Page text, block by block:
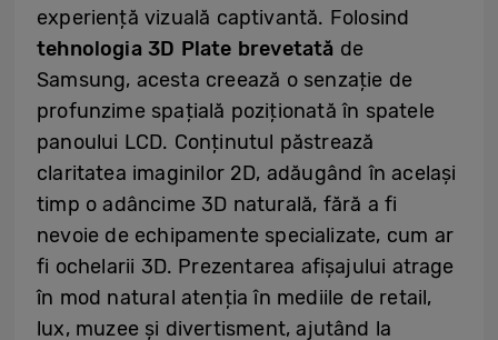
experiență vizuală captivantă. Folosind
tehnologia 3D Plate brevetată de
Samsung, acesta creează o senzație de
profunzime spațială poziționată în spatele
panoului LCD. Conținutul păstrează
claritatea imaginilor 2D, adăugând în același
timp o adâncime 3D naturală, fără a fi
nevoie de echipamente specializate, cum ar
fi ochelarii 3D. Prezentarea afișajului atrage
în mod natural atenția în mediile de retail,
lux, muzee și divertisment, ajutând la